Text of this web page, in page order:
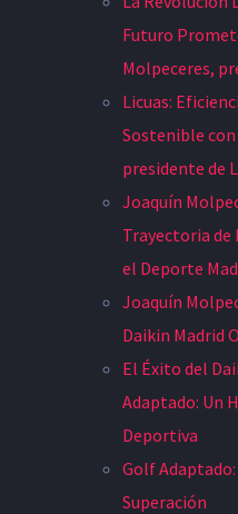
Futuro
Molpeceres,
Licuas:
Sostenible
presidente de
Joaquín
Trayectoria de
el Deporte
Joaquín
Daikin Madrid
El Éxito del
Adaptado: Un
Deportiva
Golf
Superación